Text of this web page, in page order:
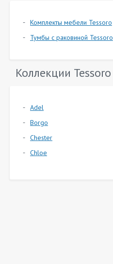
Комплекты мебели Tessoro
Тумбы с раковиной Tessoro
Коллекции Tessoro
Adel
Borgo
Chester
Chloe